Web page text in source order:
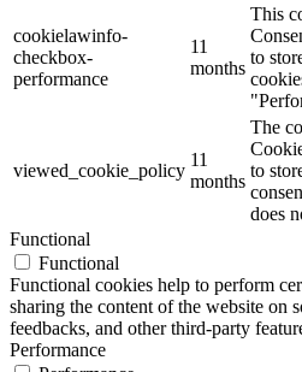
cookielawinfo-
checkbox-
performance
11
months
This
to
viewed_cookie_policy
11
months
The
to
does
Functional
Functional
Functional cookies help to perform
sharing the content of the website on
feedbacks, and other third-party
Performance